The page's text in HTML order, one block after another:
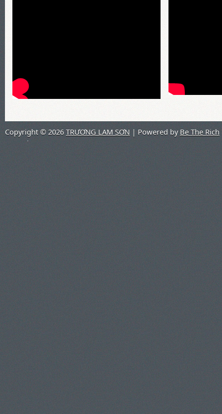
Copyright © 2026 TRƯƠNG LAM SƠN | Powered by Be The Rich
Co.,Ltd